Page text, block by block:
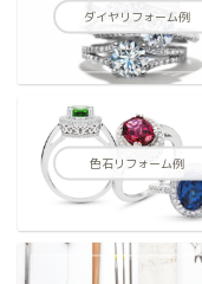
ダイヤリフォーム例
色石リフォーム例